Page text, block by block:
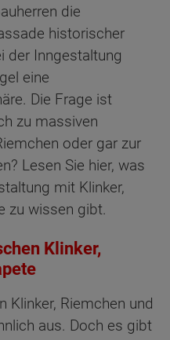
die
historischer
der Inngestaltung
eine
Die Frage ist
zu massiven
oder gar zur
Lesen Sie hier, was
mit Klinker,
zu wissen gibt.
Klinker,
Klinker, Riemchen und
aus. Doch es gibt